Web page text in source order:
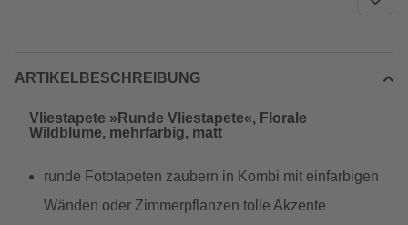
ARTIKELBESCHREIBUNG
Vliestapete »Runde Vliestapete«, Florale
Wildblume, mehrfarbig, matt
runde Fototapeten zaubern in Kombi mit einfarbigen
Wänden oder Zimmerpflanzen tolle Akzente